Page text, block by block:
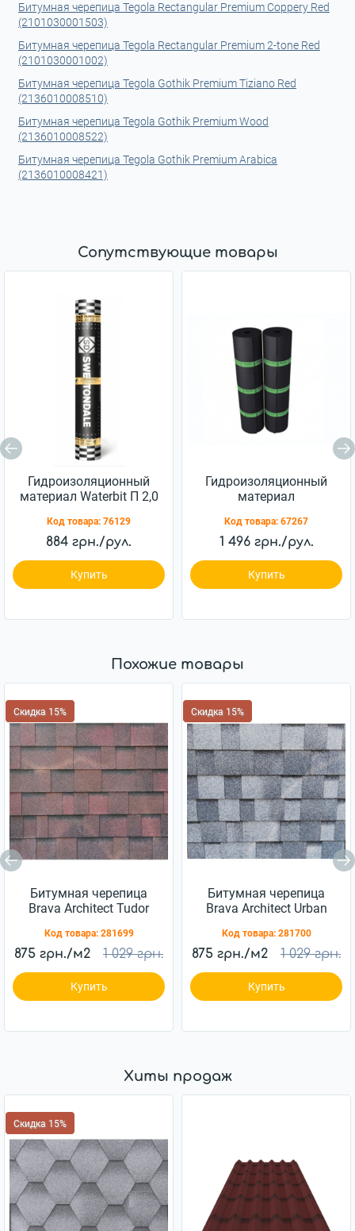
Битумная черепица Tegola Rectangular Premium Coppery Red
(2101030001503)
Битумная черепица Tegola Rectangular Premium 2-tone Red
(2101030001002)
Битумная черепица Tegola Gothik Premium Tiziano Red
(2136010008510)
Битумная черепица Tegola Gothik Premium Wood
(2136010008522)
Битумная черепица Tegola Gothik Premium Arabica
(2136010008421)
Сопутствующие товары
Гидроизоляционный
материал Waterbit П 2,0
Код товара: 76129
884 грн./рул.
Купить
Гидроизоляционный
материал
Код товара: 67267
1 496 грн./рул.
Купить
Похожие товары
Скидка 15%
Битумная черепица
Brava Architect Tudor
Код товара: 281699
875 грн./м2 1 029 грн.
Купить
Скидка 15%
Битумная черепица
Brava Architect Urban
Код товара: 281700
875 грн./м2 1 029 грн.
Купить
Хиты продаж
Скидка 15%